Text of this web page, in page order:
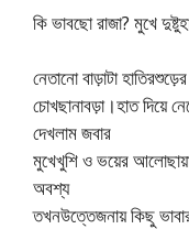
কি ভাবছো রাজা? মুখে
নেতানো বাড়াটা
চোখছানাবড়া।হাত দিয়ে
দেখলাম জবার
মুখেখুশি ও ভয়ের
অবশ্য
তখনউত্তেজনায় কিছু